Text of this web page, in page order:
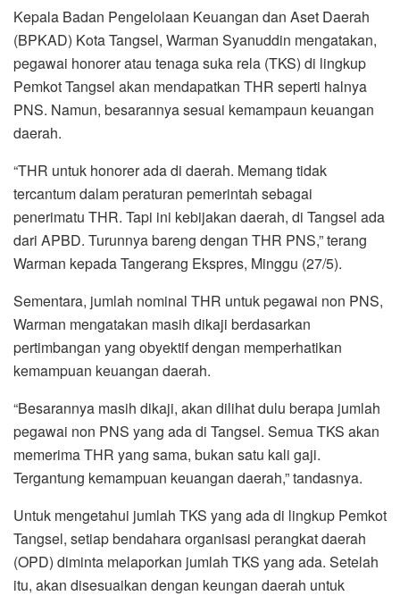
Kepala Badan Pengelolaan Keuangan dan Aset Daerah
(BPKAD) Kota Tangsel, Warman Syanuddin mengatakan,
pegawai honorer atau tenaga suka rela (TKS) di lingkup
Pemkot Tangsel akan mendapatkan THR seperti halnya
PNS. Namun, besarannya sesuai kemampaun keuangan
daerah.
“THR untuk honorer ada di daerah. Memang tidak
tercantum dalam peraturan pemerintah sebagai
penerimatu THR. Tapi ini kebijakan daerah, di Tangsel ada
dari APBD. Turunnya bareng dengan THR PNS,” terang
Warman kepada Tangerang Ekspres, Minggu (27/5).
Sementara, jumlah nominal THR untuk pegawai non PNS,
Warman mengatakan masih dikaji berdasarkan
pertimbangan yang obyektif dengan memperhatikan
kemampuan keuangan daerah.
“Besarannya masih dikaji, akan dilihat dulu berapa jumlah
pegawai non PNS yang ada di Tangsel. Semua TKS akan
memerima THR yang sama, bukan satu kali gaji.
Tergantung kemampuan keuangan daerah,” tandasnya.
Untuk mengetahui jumlah TKS yang ada di lingkup Pemkot
Tangsel, setiap bendahara organisasi perangkat daerah
(OPD) diminta melaporkan jumlah TKS yang ada. Setelah
itu, akan disesuaikan dengan keungan daerah untuk